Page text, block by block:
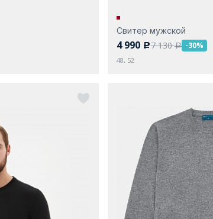
Свитер мужской
4 990 c7 130a -30%
48, 52